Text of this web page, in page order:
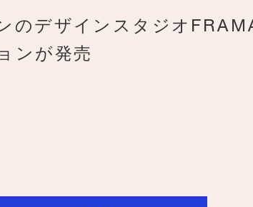
のデザインスタジオ
ンが発売